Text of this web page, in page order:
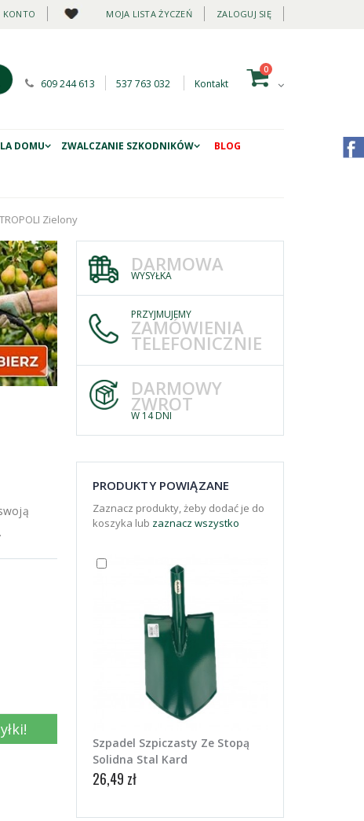
KONTO MOJA LISTA ŻYCZEŃ ZALOGUJ SIĘ
609 244 613 537 763 032 Kontakt
0
DOMU ZWALCZANIE SZKODNIKÓW BLOG
Zielony
DARMOWA
WYSYŁKA
PRZYJMUJEMY
ZAMÓWIENIA
TELEFONICZNIE
DARMOWY
ZWROT
W 14 DNI
PRODUKTY POWIĄZANE
Zaznacz produkty, żeby dodać je do
koszyka lub zaznacz wszystko
Szpadel Szpiczasty Ze Stopą
Solidna Stal Kard
26,49 zł